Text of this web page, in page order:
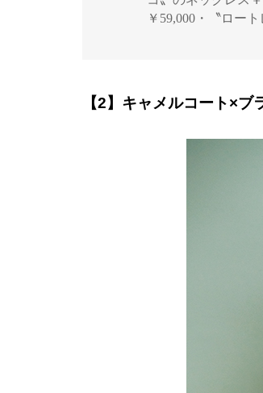
￥59,000・〝ロー
【2】キャメルコート×